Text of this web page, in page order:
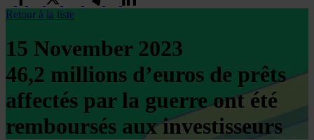
Retour à la liste
15 November 2023
46,2 millions d’euros de prêts
affectés par la guerre ont été
remboursés aux investisseurs